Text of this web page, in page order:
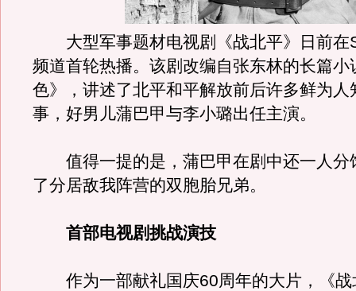
大型军事题材电视剧《战北平》日前在
频道首轮热播。该剧改编自张东林的长篇小
色》，讲述了北平和平解放前后许多鲜为人
事，好男儿蒲巴甲与李小璐出任主演。
值得一提的是，蒲巴甲在剧中还一人分
了分居敌我阵营的双胞胎兄弟。
首部电视剧挑战演技
作为一部献礼国庆60周年的大片，《战